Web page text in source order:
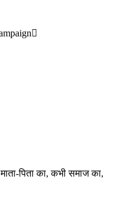
पिता का, कभी समाज का,